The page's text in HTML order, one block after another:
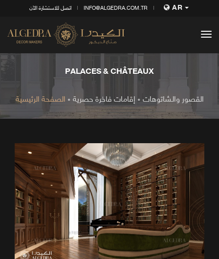
اتصل للاستشارة الآن INFO@ALGEDRA.COM.TR AR
PALACES & CHÂTEAUX
الصفحة الرئيسية إقامات فاخرة حصرية القصور والـشاتوهات